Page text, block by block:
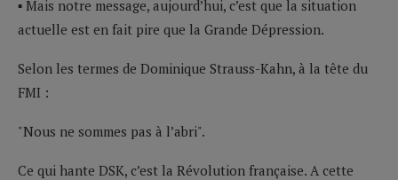
▪ Mais notre message, aujourd’hui, c’est que la situation
actuelle est en fait pire que la Grande Dépression.
Selon les termes de Dominique Strauss-Kahn, à la tête du
FMI :
"Nous ne sommes pas à l’abri".
Ce qui hante DSK, c’est la Révolution française. A cette